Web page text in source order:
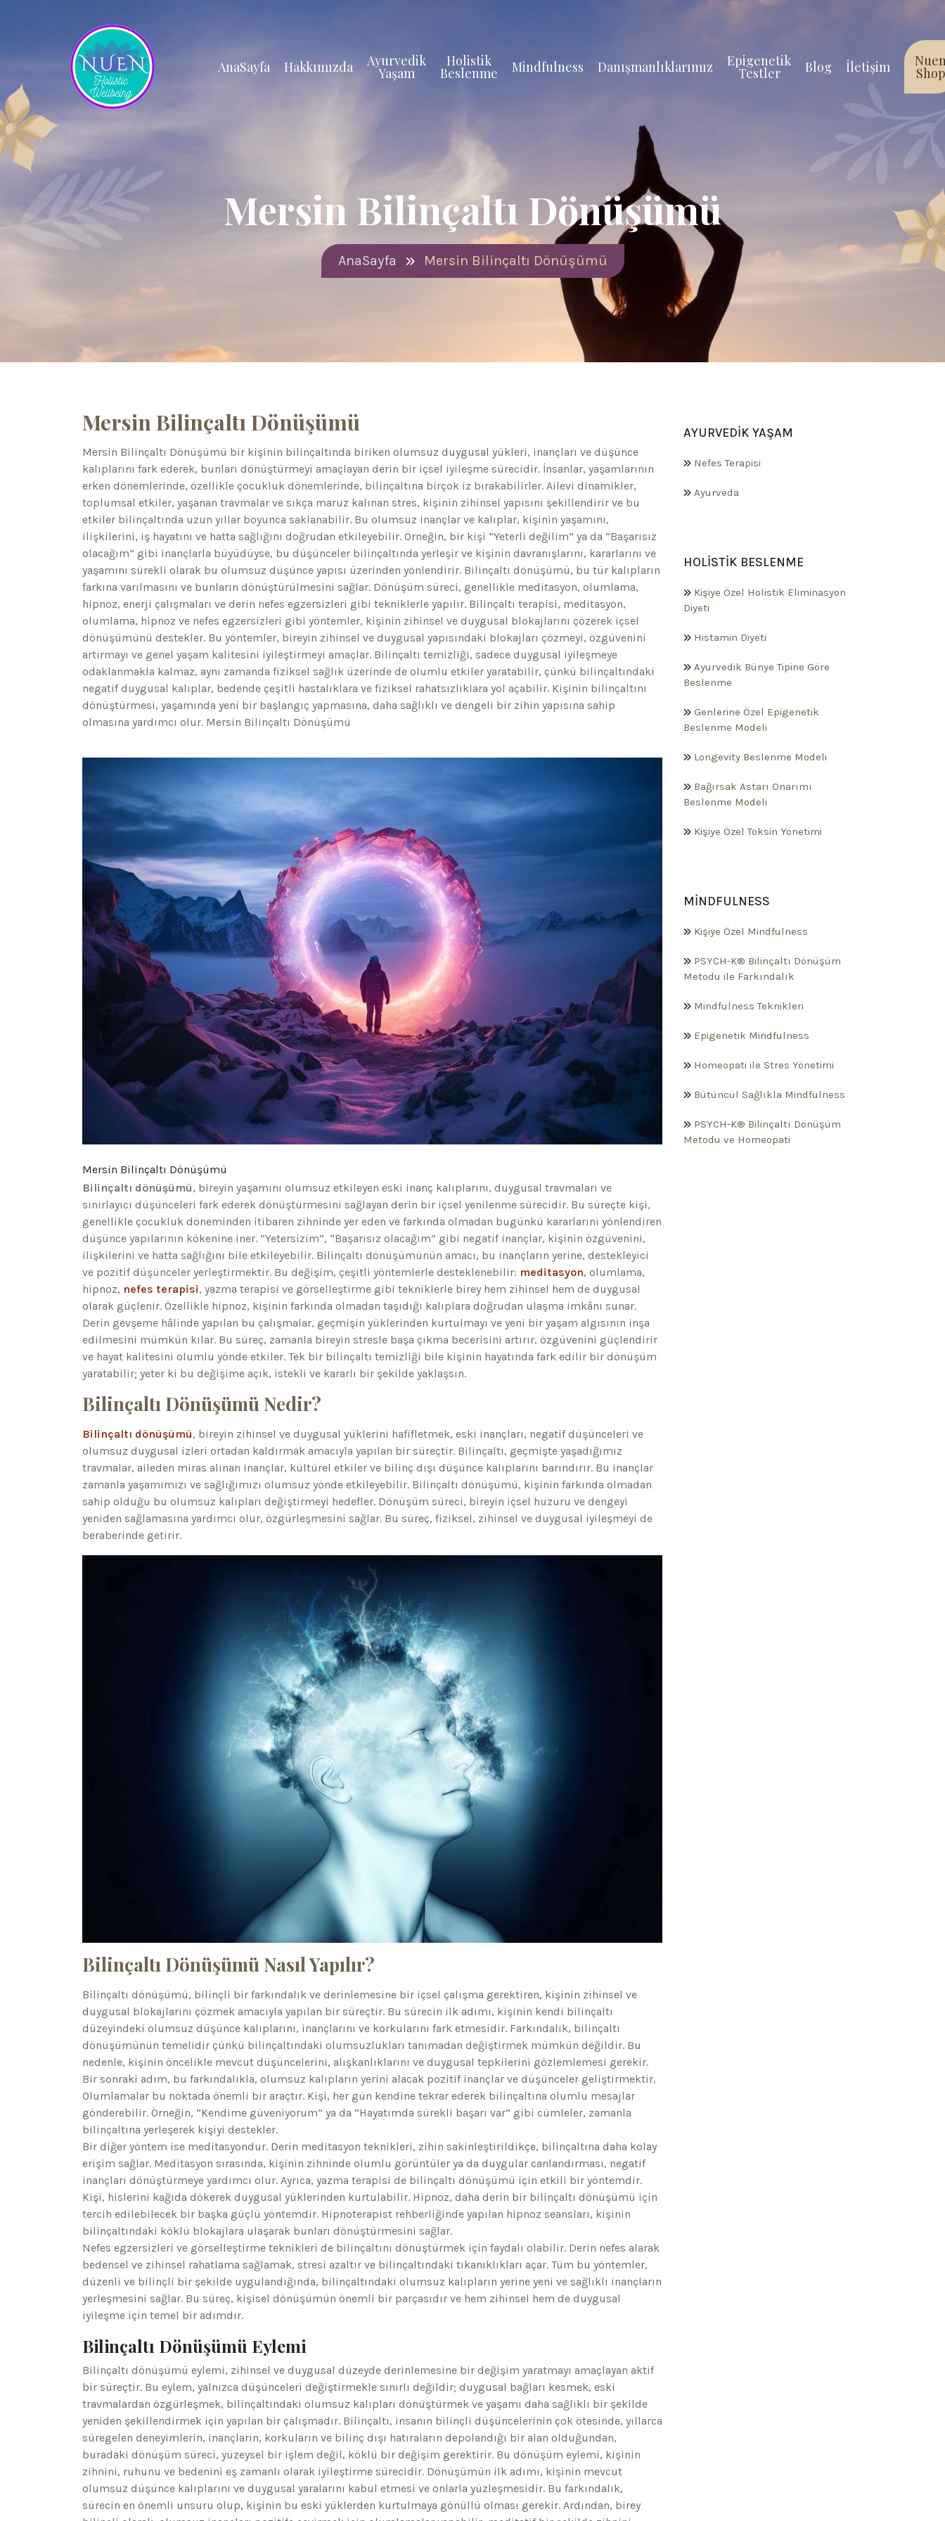
AnaSayfa Hakkımızda Ayurvedik
Yaşam
Holistik
Beslenme Mindfulness Danışmanlıklarımız Epigenetik
Testler Blog İletişim Shop
Mersin Bilinçaltı Dönüşümü
AnaSayfa Mersin Bilinçaltı Dönüşümü
Mersin Bilinçaltı Dönüşümü
Mersin Bilinçaltı Dönüşümü bir kişinin bilinçaltında biriken olumsuz duygusal yükleri, inançları ve düşünce
kalıplarını fark ederek, bunları dönüştürmeyi amaçlayan derin bir içsel iyileşme sürecidir. İnsanlar, yaşamlarının
erken dönemlerinde, özellikle çocukluk dönemlerinde, bilinçaltına birçok iz bırakabilirler. Ailevi dinamikler,
toplumsal etkiler, yaşanan travmalar ve sıkça maruz kalınan stres, kişinin zihinsel yapısını şekillendirir ve bu
etkiler bilinçaltında uzun yıllar boyunca saklanabilir. Bu olumsuz inançlar ve kalıplar, kişinin yaşamını,
ilişkilerini, iş hayatını ve hatta sağlığını doğrudan etkileyebilir. Örneğin, bir kişi “Yeterli değilim” ya da “Başarısız
olacağım” gibi inançlarla büyüdüyse, bu düşünceler bilinçaltında yerleşir ve kişinin davranışlarını, kararlarını ve
yaşamını sürekli olarak bu olumsuz düşünce yapısı üzerinden yönlendirir. Bilinçaltı dönüşümü, bu tür kalıpların
farkına varılmasını ve bunların dönüştürülmesini sağlar. Dönüşüm süreci, genellikle meditasyon, olumlama,
hipnoz, enerji çalışmaları ve derin nefes egzersizleri gibi tekniklerle yapılır. Bilinçaltı terapisi, meditasyon,
olumlama, hipnoz ve nefes egzersizleri gibi yöntemler, kişinin zihinsel ve duygusal blokajlarını çözerek içsel
dönüşümünü destekler. Bu yöntemler, bireyin zihinsel ve duygusal yapısındaki blokajları çözmeyi, özgüvenini
artırmayı ve genel yaşam kalitesini iyileştirmeyi amaçlar. Bilinçaltı temizliği, sadece duygusal iyileşmeye
odaklanmakla kalmaz, aynı zamanda fiziksel sağlık üzerinde de olumlu etkiler yaratabilir, çünkü bilinçaltındaki
negatif duygusal kalıplar, bedende çeşitli hastalıklara ve fiziksel rahatsızlıklara yol açabilir. Kişinin bilinçaltını
dönüştürmesi, yaşamında yeni bir başlangıç yapmasına, daha sağlıklı ve dengeli bir zihin yapısına sahip
olmasına yardımcı olur. Mersin Bilinçaltı Dönüşümü
Mersin Bilinçaltı Dönüşümü
Bilinçaltı dönüşümü, bireyin yaşamını olumsuz etkileyen eski inanç kalıplarını, duygusal travmaları ve
sınırlayıcı düşünceleri fark ederek dönüştürmesini sağlayan derin bir içsel yenilenme sürecidir. Bu süreçte kişi,
genellikle çocukluk döneminden itibaren zihninde yer eden ve farkında olmadan bugünkü kararlarını yönlendiren
düşünce yapılarının kökenine iner. “Yetersizim”, “Başarısız olacağım” gibi negatif inançlar, kişinin özgüvenini,
ilişkilerini ve hatta sağlığını bile etkileyebilir. Bilinçaltı dönüşümünün amacı, bu inançların yerine, destekleyici
ve pozitif düşünceler yerleştirmektir. Bu değişim, çeşitli yöntemlerle desteklenebilir: meditasyon, olumlama,
hipnoz, nefes terapisi, yazma terapisi ve görselleştirme gibi tekniklerle birey hem zihinsel hem de duygusal
olarak güçlenir. Özellikle hipnoz, kişinin farkında olmadan taşıdığı kalıplara doğrudan ulaşma imkânı sunar.
Derin gevşeme hâlinde yapılan bu çalışmalar, geçmişin yüklerinden kurtulmayı ve yeni bir yaşam algısının inşa
edilmesini mümkün kılar. Bu süreç, zamanla bireyin stresle başa çıkma becerisini artırır, özgüvenini güçlendirir
ve hayat kalitesini olumlu yönde etkiler. Tek bir bilinçaltı temizliği bile kişinin hayatında fark edilir bir dönüşüm
yaratabilir; yeter ki bu değişime açık, istekli ve kararlı bir şekilde yaklaşsın.
Bilinçaltı Dönüşümü Nedir?
Bilinçaltı dönüşümü, bireyin zihinsel ve duygusal yüklerini hafifletmek, eski inançları, negatif düşünceleri ve
olumsuz duygusal izleri ortadan kaldırmak amacıyla yapılan bir süreçtir. Bilinçaltı, geçmişte yaşadığımız
travmalar, aileden miras alınan inançlar, kültürel etkiler ve bilinç dışı düşünce kalıplarını barındırır. Bu inançlar
zamanla yaşamımızı ve sağlığımızı olumsuz yönde etkileyebilir. Bilinçaltı dönüşümü, kişinin farkında olmadan
sahip olduğu bu olumsuz kalıpları değiştirmeyi hedefler. Dönüşüm süreci, bireyin içsel huzuru ve dengeyi
yeniden sağlamasına yardımcı olur, özgürleşmesini sağlar. Bu süreç, fiziksel, zihinsel ve duygusal iyileşmeyi de
beraberinde getirir.
Bilinçaltı Dönüşümü Nasıl Yapılır?
Bilinçaltı dönüşümü, bilinçli bir farkındalık ve derinlemesine bir içsel çalışma gerektiren, kişinin zihinsel ve
duygusal blokajlarını çözmek amacıyla yapılan bir süreçtir. Bu sürecin ilk adımı, kişinin kendi bilinçaltı
düzeyindeki olumsuz düşünce kalıplarını, inançlarını ve korkularını fark etmesidir. Farkındalık, bilinçaltı
dönüşümünün temelidir çünkü bilinçaltındaki olumsuzlukları tanımadan değiştirmek mümkün değildir. Bu
nedenle, kişinin öncelikle mevcut düşüncelerini, alışkanlıklarını ve duygusal tepkilerini gözlemlemesi gerekir.
Bir sonraki adım, bu farkındalıkla, olumsuz kalıpların yerini alacak pozitif inançlar ve düşünceler geliştirmektir.
Olumlamalar bu noktada önemli bir araçtır. Kişi, her gün kendine tekrar ederek bilinçaltına olumlu mesajlar
gönderebilir. Örneğin, “Kendime güveniyorum” ya da “Hayatımda sürekli başarı var” gibi cümleler, zamanla
bilinçaltına yerleşerek kişiyi destekler.
Bir diğer yöntem ise meditasyondur. Derin meditasyon teknikleri, zihin sakinleştirildikçe, bilinçaltına daha kolay
erişim sağlar. Meditasyon sırasında, kişinin zihninde olumlu görüntüler ya da duygular canlandırması, negatif
inançları dönüştürmeye yardımcı olur. Ayrıca, yazma terapisi de bilinçaltı dönüşümü için etkili bir yöntemdir.
Kişi, hislerini kağıda dökerek duygusal yüklerinden kurtulabilir. Hipnoz, daha derin bir bilinçaltı dönüşümü için
tercih edilebilecek bir başka güçlü yöntemdir. Hipnoterapist rehberliğinde yapılan hipnoz seansları, kişinin
bilinçaltındaki köklü blokajlara ulaşarak bunları dönüştürmesini sağlar.
Nefes egzersizleri ve görselleştirme teknikleri de bilinçaltını dönüştürmek için faydalı olabilir. Derin nefes alarak
bedensel ve zihinsel rahatlama sağlamak, stresi azaltır ve bilinçaltındaki tıkanıklıkları açar. Tüm bu yöntemler,
düzenli ve bilinçli bir şekilde uygulandığında, bilinçaltındaki olumsuz kalıpların yerine yeni ve sağlıklı inançların
yerleşmesini sağlar. Bu süreç, kişisel dönüşümün önemli bir parçasıdır ve hem zihinsel hem de duygusal
iyileşme için temel bir adımdır.
Bilinçaltı Dönüşümü Eylemi
Bilinçaltı dönüşümü eylemi, zihinsel ve duygusal düzeyde derinlemesine bir değişim yaratmayı amaçlayan aktif
bir süreçtir. Bu eylem, yalnızca düşünceleri değiştirmekle sınırlı değildir; duygusal bağları kesmek, eski
travmalardan özgürleşmek, bilinçaltındaki olumsuz kalıpları dönüştürmek ve yaşamı daha sağlıklı bir şekilde
yeniden şekillendirmek için yapılan bir çalışmadır. Bilinçaltı, insanın bilinçli düşüncelerinin çok ötesinde, yıllarca
süregelen deneyimlerin, inançların, korkuların ve bilinç dışı hatıraların depolandığı bir alan olduğundan,
buradaki dönüşüm süreci, yüzeysel bir işlem değil, köklü bir değişim gerektirir. Bu dönüşüm eylemi, kişinin
zihnini, ruhunu ve bedenini eş zamanlı olarak iyileştirme sürecidir. Dönüşümün ilk adımı, kişinin mevcut
olumsuz düşünce kalıplarını ve duygusal yaralarını kabul etmesi ve onlarla yüzleşmesidir. Bu farkındalık,
sürecin en önemli unsuru olup, kişinin bu eski yüklerden kurtulmaya gönüllü olması gerekir. Ardından, birey
AYURVEDIK YAŞAM
Nefes Terapisi
Ayurveda
HOLISTIK BESLENME
Kişiye Özel Holistik Eliminasyon
Diyeti
Histamin Diyeti
Ayurvedik Bünye Tipine Göre
Beslenme
Genlerine Özel Epigenetik
Beslenme Modeli
Longevity Beslenme Modeli
Bağırsak Astarı Onarımı
Beslenme Modeli
Kişiye Özel Toksin Yönetimi
MINDFULNESS
Kişiye Özel Mindfulness
PSYCH-K® Bilinçaltı Dönüşüm
Metodu ile Farkındalık
Mindfulness Teknikleri
Epigenetik Mindfulness
Homeopati ile Stres Yönetimi
Bütüncül Sağlıkla Mindfulness
PSYCH-K® Bilinçaltı Dönüşüm
Metodu ve Homeopati